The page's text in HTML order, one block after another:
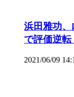
浜田雅功、
で評価逆転
2021/06/09